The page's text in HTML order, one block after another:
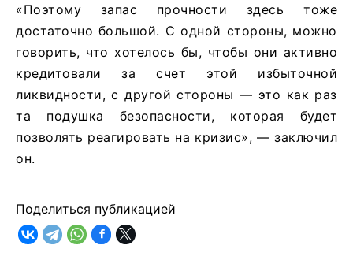
«Поэтому запас прочности здесь тоже
достаточно большой. С одной стороны, можно
говорить, что хотелось бы, чтобы они активно
кредитовали за счет этой избыточной
ликвидности, с другой стороны — это как раз
та подушка безопасности, которая будет
позволять реагировать на кризис», — заключил
он.
Поделиться публикацией